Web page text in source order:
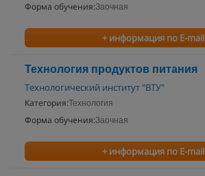
Форма обучения:Заочная
+ информация по E-mail
Технология продуктов питания
Технологический институт "ВТУ"
Категория:Технология
Форма обучения:Заочная
+ информация по E-mail